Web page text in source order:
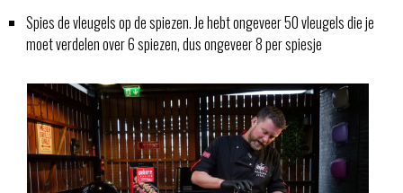
Spies de vleugels op de spiezen. Je hebt ongeveer 50 vleugels die je
moet verdelen over 6 spiezen, dus ongeveer 8 per spiesje